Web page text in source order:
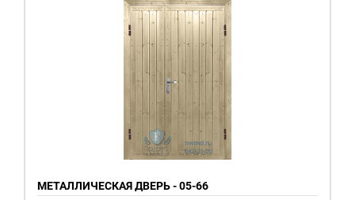
МЕТАЛЛИЧЕСКАЯ ДВЕРЬ - 05-66